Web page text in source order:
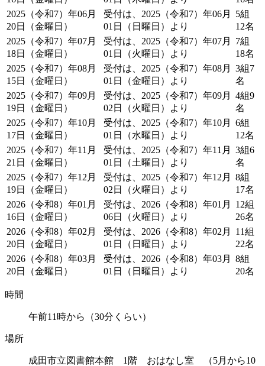
2025（令和7）年06月
20日（金曜日）
受付は、2025（令和7）年06月
01日（日曜日）より
5組
12名
2025（令和7）年07月
18日（金曜日）
受付は、2025（令和7）年07月
01日（火曜日）より
7組
18名
2025（令和7）年08月
15日（金曜日）
受付は、2025（令和7）年08月
01日（金曜日）より
3組7
名
2025（令和7）年09月
19日（金曜日）
受付は、2025（令和7）年09月
02日（火曜日）より
4組9
名
2025（令和7）年10月
17日（金曜日）
受付は、2025（令和7）年10月
01日（水曜日）より
6組
12名
2025（令和7）年11月
21日（金曜日）
受付は、2025（令和7）年11月
01日（土曜日）より
3組6
名
2025（令和7）年12月
19日（金曜日）
受付は、2025（令和7）年12月
02日（火曜日）より
8組
17名
2026（令和8）年01月
16日（金曜日）
受付は、2026（令和8）年01月
06日（火曜日）より
12組
26名
2026（令和8）年02月
20日（金曜日）
受付は、2026（令和8）年02月
01日（日曜日）より
11組
22名
2026（令和8）年03月
20日（金曜日）
受付は、2026（令和8）年03月
01日（日曜日）より
8組
20名
時間
午前11時から（30分くらい）
場所
成田市立図書館本館 1階 おはなし室 （5月から10